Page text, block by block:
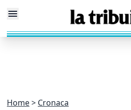
Home Cronaca